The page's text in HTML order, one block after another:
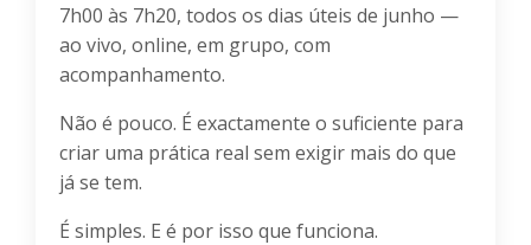
7h00 às 7h20, todos os dias úteis de junho —
ao vivo, online, em grupo, com
acompanhamento.
Não é pouco. É exactamente o suficiente para
criar uma prática real sem exigir mais do que
já se tem.
É simples. E é por isso que funciona.